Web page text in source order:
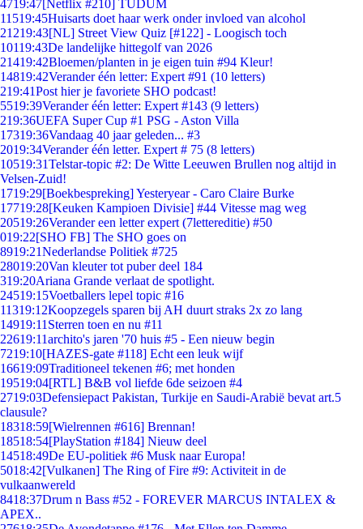
4719:47[Netflix #210] TUDUM
11519:45Huisarts doet haar werk onder invloed van alcohol
21219:43[NL] Street View Quiz [#122] - Loogisch toch
10119:43De landelijke hittegolf van 2026
21419:42Bloemen/planten in je eigen tuin #94 Kleur!
14819:42Verander één letter: Expert #91 (10 letters)
219:41Post hier je favoriete SHO podcast!
5519:39Verander één letter: Expert #143 (9 letters)
219:36UEFA Super Cup #1 PSG - Aston Villa
17319:36Vandaag 40 jaar geleden... #3
2019:34Verander één letter. Expert # 75 (8 letters)
10519:31Telstar-topic #2: De Witte Leeuwen Brullen nog altijd in
Velsen-Zuid!
1719:29[Boekbespreking] Yesteryear - Caro Claire Burke
17719:28[Keuken Kampioen Divisie] #44 Vitesse mag weg
20519:26Verander een letter expert (7lettereditie) #50
019:22[SHO FB] The SHO goes on
8919:21Nederlandse Politiek #725
28019:20Van kleuter tot puber deel 184
319:20Ariana Grande verlaat de spotlight.
24519:15Voetballers lepel topic #16
11319:12Koopzegels sparen bij AH duurt straks 2x zo lang
14919:11 Sterren toen en nu #11
22619:11archito's jaren '70 huis #5 - Een nieuw begin
7219:10[HAZES-gate #118] Echt een leuk wijf
16619:09Traditioneel tekenen #6; met honden
19519:04[RTL] B&B vol liefde 6de seizoen #4
2719:03Defensiepact Pakistan, Turkije en Saudi-Arabië bevat art.5
clausule?
18318:59[Wielrennen #616] Brennan!
18518:54[PlayStation #184] Nieuw deel
14518:49De EU-politiek #6 Musk naar Europa!
5018:42[Vulkanen] The Ring of Fire #9: Activiteit in de
vulkaanwereld
8418:37Drum n Bass #52 - FOREVER MARCUS INTALEX &
APEX..